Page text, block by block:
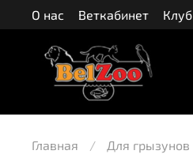
О нас Веткабинет Клуб
Главная Для грызунов